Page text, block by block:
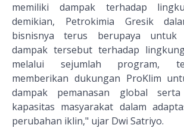
memiliki dampak terhadap
demikian, Petrokimia Gresik
bisnisnya terus berupaya untuk
dampak tersebut terhadap
melalui sejumlah program,
memberikan dukungan ProKlim
dampak pemanasan global serta
kapasitas masyarakat dalam
perubahan iklin," ujar Dwi Satriyo.